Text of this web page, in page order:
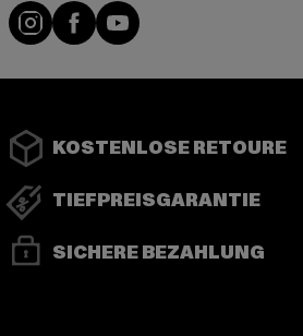
Instagram
FacebookYouTube
KOSTENLOSE RETOURE
TIEFPREISGARANTIE
SICHERE BEZAHLUNG